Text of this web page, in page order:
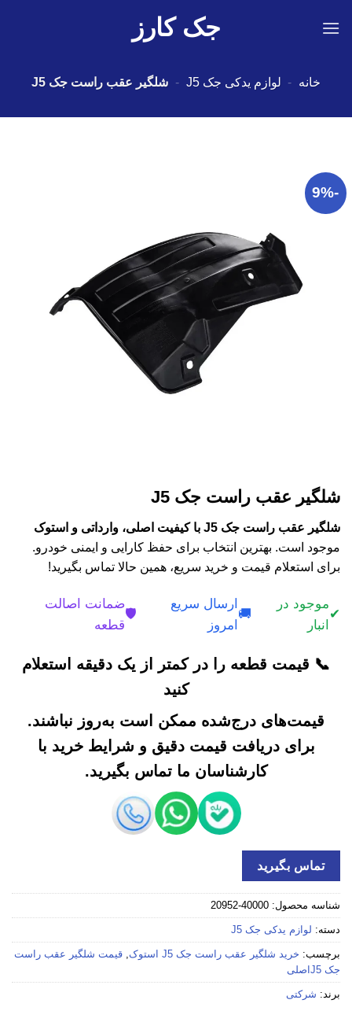
جک کارز
خانه - لوازم یدکی جک J5 - شلگیر عقب راست جک J5
-9%
شلگیر عقب راست جک J5
شلگیر عقب راست جک J5 با کیفیت اصلی، وارداتی و استوک
موجود است. بهترین انتخاب برای حفظ کارایی و ایمنی خودرو.
برای استعلام قیمت و خرید سریع، همین حالا تماس بگیرید!
✔
موجود در
انبار
🚚
ارسال سریع
امروز
🛡️
ضمانت اصالت
قطعه
📞 قیمت قطعه را در کمتر از یک دقیقه استعلام
کنید
قیمت‌های درج‌شده ممکن است به‌روز نباشند.
برای دریافت قیمت دقیق و شرایط خرید با
کارشناسان ما تماس بگیرید.
تماس بگیرید
شناسه محصول: 40000-20952
دسته: لوازم یدکی جک J5
برچسب: خرید شلگیر عقب راست جک J5 استوک , قیمت شلگیر عقب راست
جک J5اصلی
برند: شرکتی